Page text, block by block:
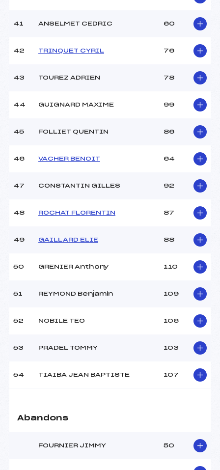
41 ANSELMET CEDRIC 60
42 TRINQUET CYRIL 76
43 TOUREZ ADRIEN 78
44 GUIGNARD MAXIME 99
45 FOLLIET QUENTIN 86
46 VACHER BENOIT 64
47 CONSTANTIN GILLES 92
48 ROCHAT FLORENTIN 87
49 GAILLARD ELIE 88
50 GRENIER Anthony 110
51 REYMOND Benjamin 109
52 NOBILE TEO 106
53 PRADEL TOMMY 103
54 TIAIBA JEAN BAPTISTE 107
Abandons
FOURNIER JIMMY 50